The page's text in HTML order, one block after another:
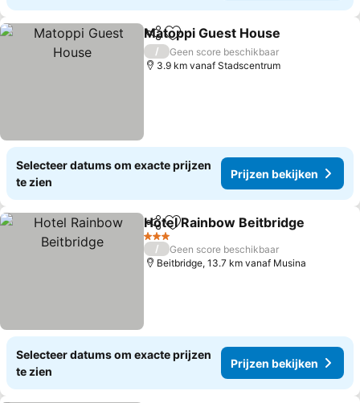
DelenToevoegen aan favorieten
Matoppi Guest House
/
Geen score beschikbaar
3.9 km vanaf Stadscentrum
Selecteer datums om exacte prijzen
te zien
Prijzen bekijken
DelenToevoegen aan favorieten
Hotel Rainbow Beitbridge
3 Sterren
/
Geen score beschikbaar
Beitbridge, 13.7 km vanaf Musina
Selecteer datums om exacte prijzen
te zien
Prijzen bekijken